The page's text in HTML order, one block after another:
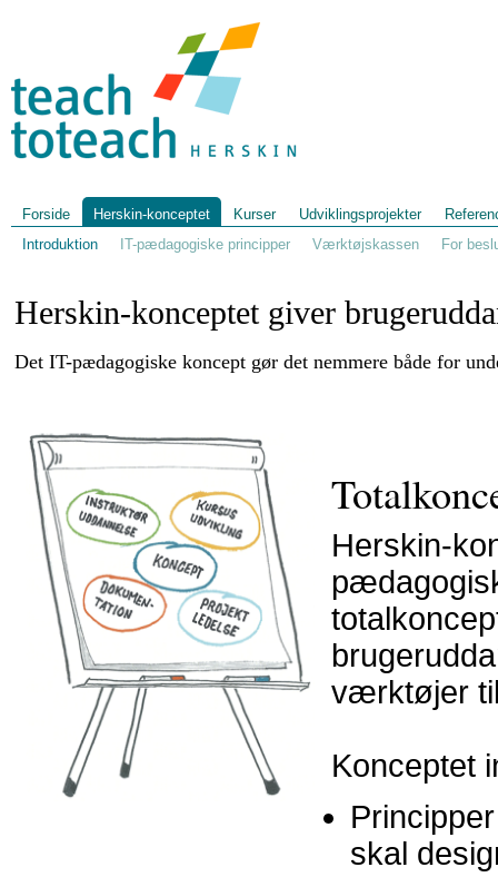
Forside Herskin-konceptet Kurser Udviklingsprojekter
Introduktion
IT-pædagogiske principper Værktøjskassen For
Herskin-konceptet giver
Det IT-pædagogiske koncept gør det nemmere både for
Herskin-
værktøjer
Konceptet
skal